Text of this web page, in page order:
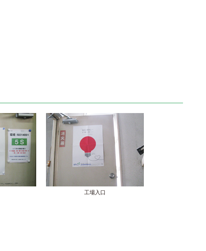
工場入口